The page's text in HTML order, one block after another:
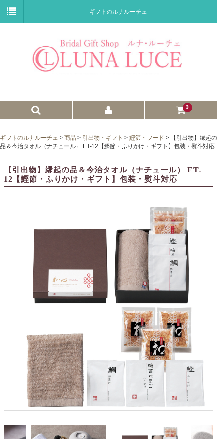
ギフトのルナルーチェ
0
プチギフト
ウェイトドール
子育て卒業証書
DIY用品
引菓子
引出物ギフト
ブライダルバッグ
演出用品
内祝い 出産祝い
季節イベント特集
よくあるご質問
ギフトのルナルーチェ > 商品 > 引出物・ギフト > 鰹節・フード >
【引出物】縁起の
品＆今治タオル（ナチュール） ET-12【鰹節・ふりかけ・ギフト】包装・熨斗対応
【引出物】縁起の品＆今治タオル（ナチュール） ET-
12【鰹節・ふりかけ・ギフト】包装・熨斗対応